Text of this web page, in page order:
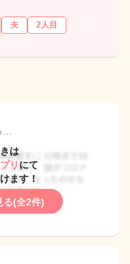
夫
2人目
は
リ にて
ます！
る(全2件)